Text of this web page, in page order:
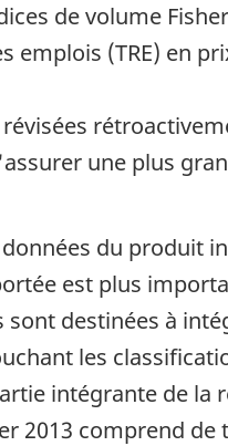
de volume
emplois (TRE) en
une plus
du produit
est plus
destinées à
les
intégrante de la
2013 comprend